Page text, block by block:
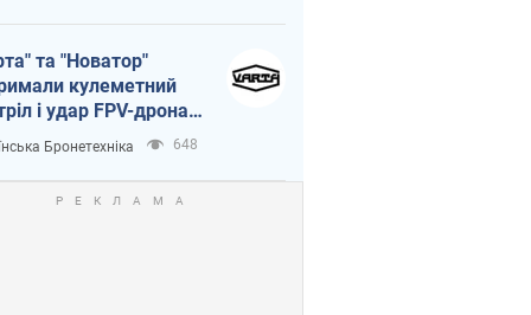
та "Новатор"
кулеметний
і удар FPV-дрона,
життя
ЗСУ
Бронетехніка 648